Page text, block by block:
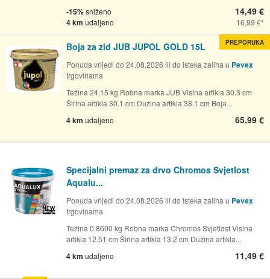
-15%sniženo
4 km udaljeno
14,49 €
16,99 €
Boja za zid JUB JUPOL GOLD 15L
Ponuda vrijedi do 24.08.2026 ili do isteka zaliha u Pevex
trgovinama
Težina 24,15 kg Robna marka JUB Visina artikla 30.3 cm
Širina artikla 30.1 cm Dužina artikla 38.1 cm Boja...
4 km udaljeno 65,99 €
PREPORUKA
Specijalni premaz za drvo Chromos Svjetlost
Aqualu...
Ponuda vrijedi do 24.08.2026 ili do isteka zaliha u Pevex
trgovinama
Težina 0,8600 kg Robna marka Chromos Svjetlost Visina
artikla 12.51 cm Širina artikla 13.2 cm Dužina artikla...
4 km udaljeno 11,49 €